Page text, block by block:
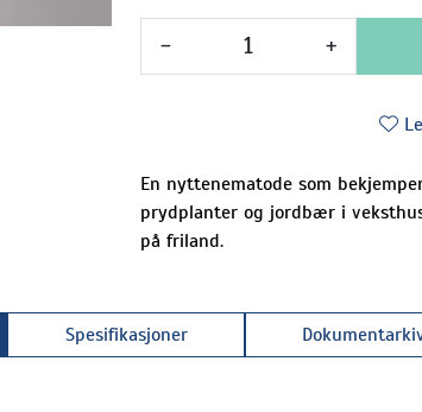
- +
En nyttenematode som
prydplanter og jordbær i
på friland.
Spesifikasjoner